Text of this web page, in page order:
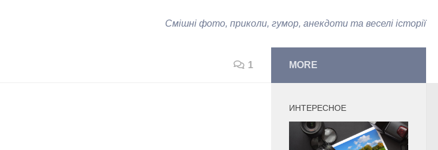
Смішні фото, приколи, гумор, анекдоти та веселі історії
1 MORE
ИНТЕРЕСНОЕ